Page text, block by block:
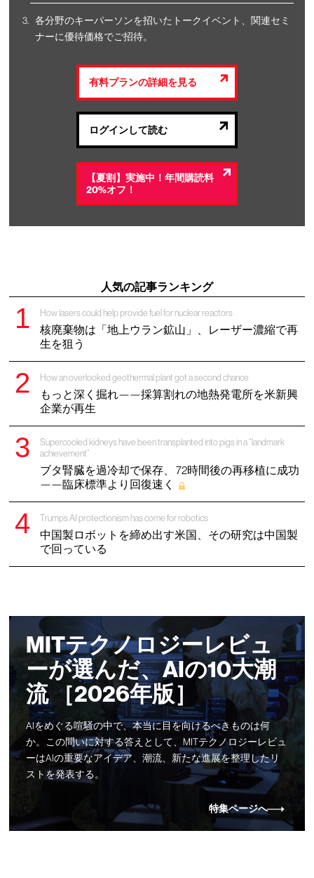
各分野のキーパーソンを招いたトークイベント、関連セミ
ナーに優待価格でご招待。
有料プランの詳細を見る
ログインして読む
【夏割】実施中！年間購読料
20%オフ！
人気の記事ランキング
How lasers could help provide fuel for nuclear reactors
核廃棄物は「地上ウラン鉱山」、レーザー濃縮で再
生を狙う
How an overlooked geothermal plant got a second chance
もっと深く掘れ——採算割れの地熱発電所を米新興
企業が再生
Supercooled kidneys have been transplanted into pigs in a “landmark
achievement”
ブタ腎臓を過冷却で保存、 72時間後の再移植に成功
——臨床標準より回復速く
Trump’s AI protectionism has come for robotics
中国製ロボットを締め出す米国、その研究は中国製
で回っている
MITテクノロジーレビュ
ーが選んだ、AIの10大潮
流 ［2026年版］
AIをめぐる喧騒の中で、本当に目を向けるべきものは何
か。この問いに対する答えとして、MITテクノロジーレビュ
ーはAIの重要なアイデア、潮流、新たな進展を整理したリ
ストを発表する。
特集ページへ